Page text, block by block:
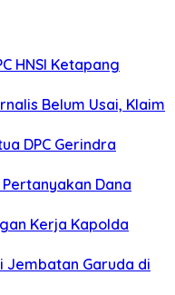
HNSI Ketapang
Belum Usai, Klaim
DPC Gerindra
Dana
Kerja Kapolda
Jembatan Garuda di